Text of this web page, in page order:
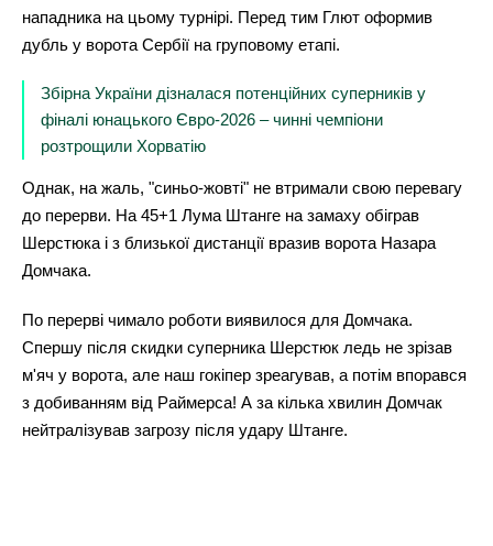
нападника на цьому турнірі. Перед тим Глют оформив
дубль у ворота Сербії на груповому етапі.
Збірна України дізналася потенційних суперників у
фіналі юнацького Євро-2026 – чинні чемпіони
розтрощили Хорватію
Однак, на жаль, "синьо-жовті" не втримали свою перевагу
до перерви. На 45+1 Лума Штанге на замаху обіграв
Шерстюка і з близької дистанції вразив ворота Назара
Домчака.
По перерві чимало роботи виявилося для Домчака.
Спершу після скидки суперника Шерстюк ледь не зрізав
м'яч у ворота, але наш гокіпер зреагував, а потім впорався
з добиванням від Раймерса! А за кілька хвилин Домчак
нейтралізував загрозу після удару Штанге.